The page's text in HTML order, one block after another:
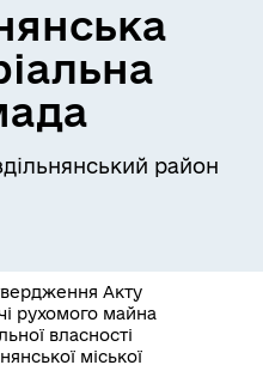
район
Акту
рухомого майна
власності
міської